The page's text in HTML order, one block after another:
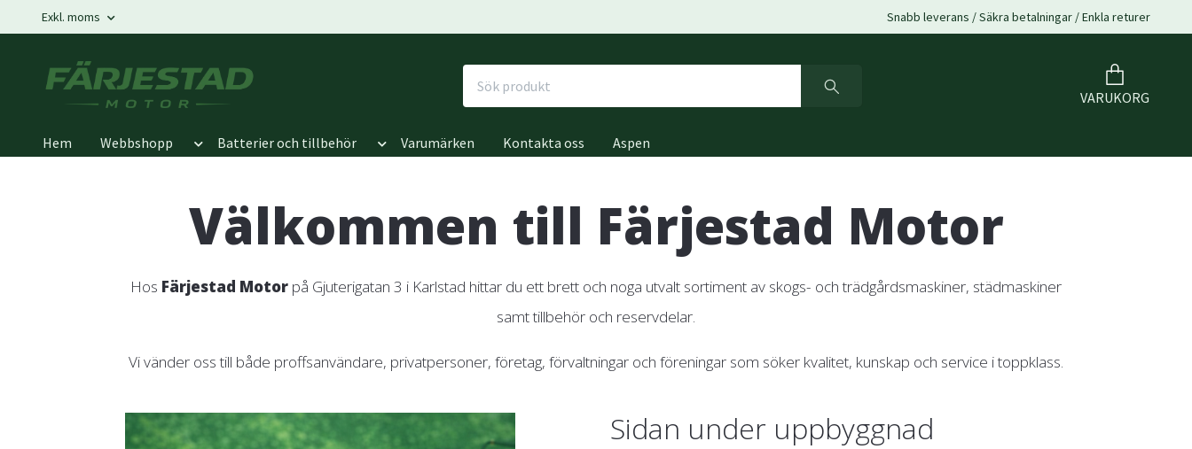
Exkl. moms Snabb leverans / Säkra betalningar / Enkla returer
VARUKORG
Hem Webbshopp Batterier och tillbehör Varumärken Kontakta oss Aspen
Välkommen till Färjestad Motor
Hos Färjestad Motor på Gjuterigatan 3 i Karlstad hittar du ett brett och noga utvalt sortiment av skogs- och trädgårdsmaskiner, städmaskiner
samt tillbehör och reservdelar.
Vi vänder oss till både proffsanvändare, privatpersoner, företag, förvaltningar och föreningar som söker kvalitet, kunskap och service i toppklass.
Sidan under uppbyggnad